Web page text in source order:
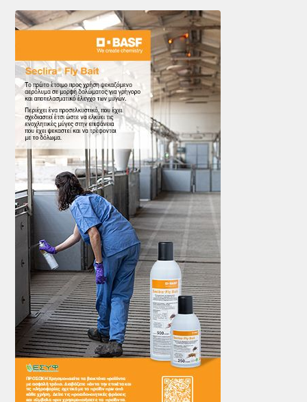
ΕΛΛΗΝΙΚΗ ΝΟΜΟΘΕΣΙΑ
ΕΥΡΩΠΑΪΚΗ ΝΟΜΟΘΕΣΙΑ
ΤΟ ΠΕΡΙΟΔΙΚΟ
Profile
ΑΡΧΕΙΟ ΤΕΥΧΩΝ
ΣΥΝΕΔΡΙΟ ΚΡΕΑΤΟΣ